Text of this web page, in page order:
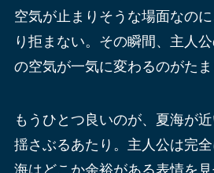
空気が止まりそうな場面なの
り拒まない。その瞬間、主人
の空気が一気に変わるのがたま
もうひとつ良いのが、夏海が
揺さぶるあたり。主人公は完
海はどこか余裕がある表情を